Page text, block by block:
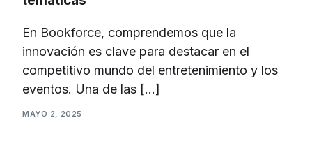
En Bookforce, comprendemos que la
innovación es clave para destacar en el
competitivo mundo del entretenimiento y los
eventos. Una de las […]
MAYO 2, 2025